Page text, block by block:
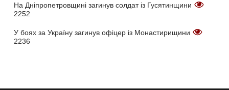
На Дніпропетровщині загинув солдат із Гусятинщини
2252
У боях за Україну загинув офіцер із Монастирищини
2236